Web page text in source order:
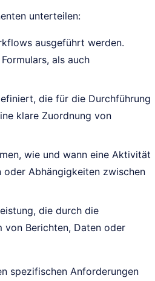
unterteilen:
ausgeführt werden.
als auch
die für die Durchführung
klare Zuordnung von
wie und wann eine Aktivität
oder Abhängigkeiten zwischen
die durch die
Berichten, Daten oder
spezifischen Anforderungen